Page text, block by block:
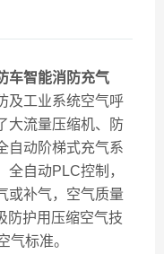
车智能消防充气
及工业系统空气呼
大流量压缩机、防
自动阶梯式充气系
自动PLC控制，
或补气，空气质量
防护用压缩空气技
气标准。